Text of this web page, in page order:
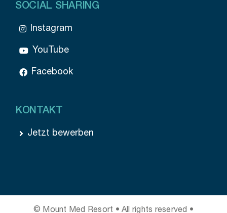
SOCIAL SHARING
Instagram
YouTube
Facebook
KONTAKT
Jetzt bewerben
© Mount Med Resort • All rights reserved •